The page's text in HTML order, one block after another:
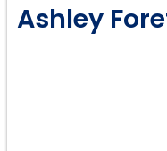
Ashley